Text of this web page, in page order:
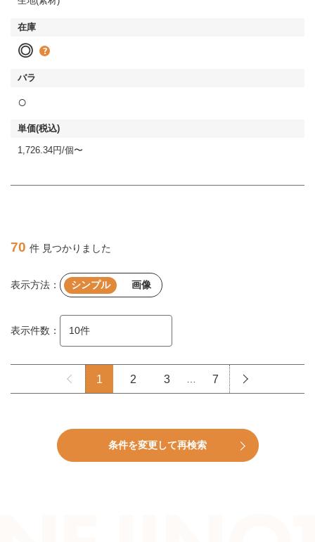
◎
○
1,726.34円/個〜
70 件 見つかりました
表示方法： シンプル 画像
表示件数：
1 2 3 7
条件を変更して再検索